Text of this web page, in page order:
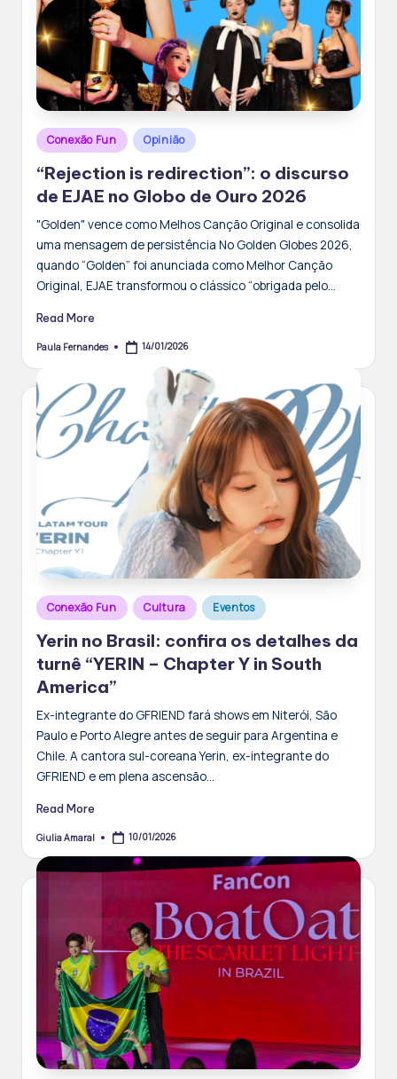
Posted
in
Conexão Fun Opinião
“Rejection is redirection”: o discurso
de EJAE no Globo de Ouro 2026
"Golden" vence como Melhos Canção Original e consolida
uma mensagem de persistência No Golden Globes 2026,
quando “Golden” foi anunciada como Melhor Canção
Original, EJAE transformou o clássico “obrigada pelo…
Read More
Posted
Paula Fernandes 14/01/2026
Posted
in
Conexão Fun Cultura Eventos
Yerin no Brasil: confira os detalhes da
turnê “YERIN – Chapter Y in South
America”
Ex-integrante do GFRIEND fará shows em Niterói, São
Paulo e Porto Alegre antes de seguir para Argentina e
Chile. A cantora sul-coreana Yerin, ex-integrante do
GFRIEND e em plena ascensão…
Read More
Posted
Giulia Amaral 10/01/2026